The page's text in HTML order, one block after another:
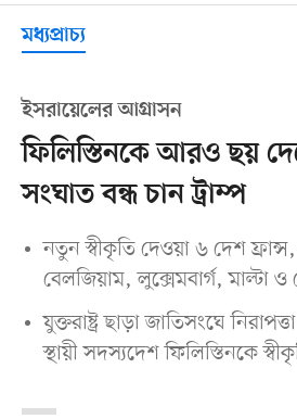
মধ্যপ্রাচ্য
ইসরায়েলের আগ্রাসন
ফিলিস্তিনকে আরও ছয়
সংঘাত বন্ধ চান ট্রাম্প
নতুন স্বীকৃতি দেওয়া ৬ দেশ
বেলজিয়াম, লুক্সেমবার্গ, মাল্টা
যুক্তরাষ্ট্র ছাড়া জাতিসংঘে
স্থায়ী সদস্যদেশ ফিলিস্তিনকে